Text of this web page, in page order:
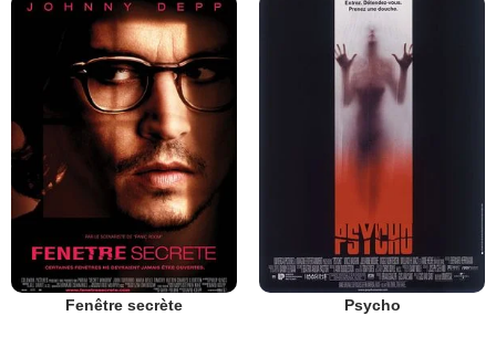
Fenêtre secrète Psycho